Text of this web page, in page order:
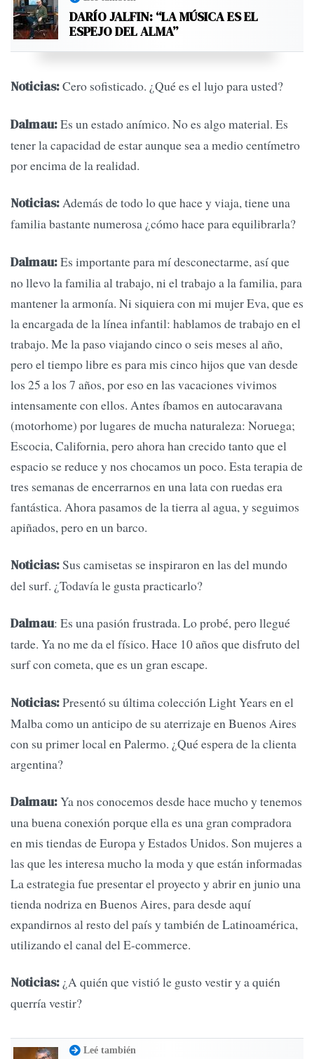
DARÍO JALFIN: “LA MÚSICA ES EL
ESPEJO DEL ALMA”
Noticias:Cero sofisticado. ¿Qué es el lujo para usted?
Dalmau:Es un estado anímico. No es algo material. Es
tener la capacidad de estar aunque sea a medio centímetro
por encima de la realidad.
Noticias:Además de todo lo que hace y viaja, tiene una
familia bastante numerosa ¿cómo hace para equilibrarla?
Dalmau:Es importante para mí desconectarme, así que
no llevo la familia al trabajo, ni el trabajo a la familia, para
mantener la armonía. Ni siquiera con mi mujer Eva, que es
la encargada de la línea infantil: hablamos de trabajo en el
trabajo. Me la paso viajando cinco o seis meses al año,
pero el tiempo libre es para mis cinco hijos que van desde
los 25 a los 7 años, por eso en las vacaciones vivimos
intensamente con ellos. Antes íbamos en autocaravana
(motorhome) por lugares de mucha naturaleza: Noruega;
Escocia, California, pero ahora han crecido tanto que el
espacio se reduce y nos chocamos un poco. Esta terapia de
tres semanas de encerrarnos en una lata con ruedas era
fantástica. Ahora pasamos de la tierra al agua, y seguimos
apiñados, pero en un barco.
Noticias:Sus camisetas se inspiraron en las del mundo
del surf. ¿Todavía le gusta practicarlo?
Dalmau: Es una pasión frustrada. Lo probé, pero llegué
tarde. Ya no me da el físico. Hace 10 años que disfruto del
surf con cometa, que es un gran escape.
Noticias:Presentó su última colección Light Years en el
Malba como un anticipo de su aterrizaje en Buenos Aires
con su primer local en Palermo. ¿Qué espera de la clienta
argentina?
Dalmau:Ya nos conocemos desde hace mucho y tenemos
una buena conexión porque ella es una gran compradora
en mis tiendas de Europa y Estados Unidos. Son mujeres a
las que les interesa mucho la moda y que están informadas
La estrategia fue presentar el proyecto y abrir en junio una
tienda nodriza en Buenos Aires, para desde aquí
expandirnos al resto del país y también de Latinoamérica,
utilizando el canal del E-commerce.
Noticias: ¿A quién que vistió le gusto vestir y a quién
querría vestir?
Leé también